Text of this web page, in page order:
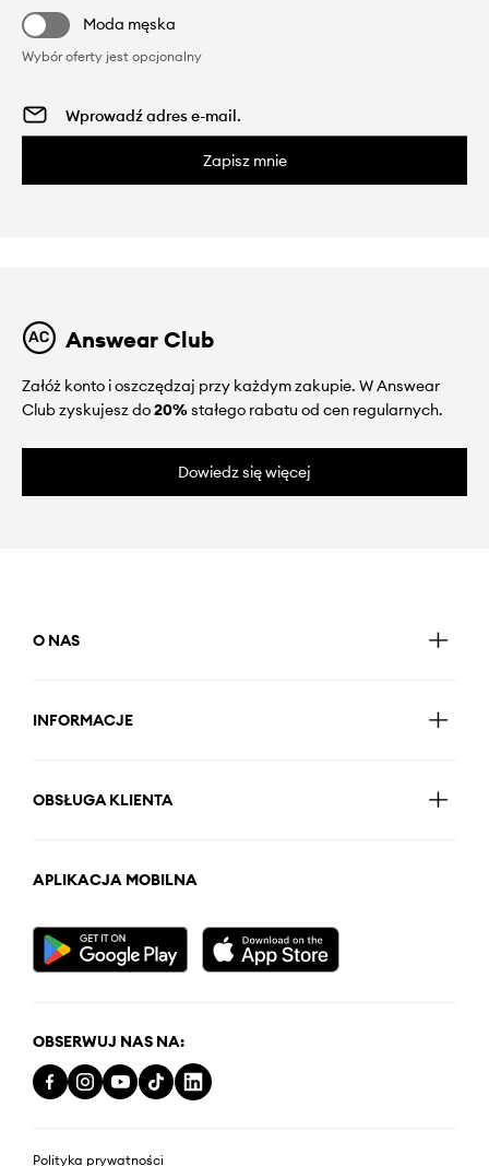
Moda męska
Wybór oferty jest opcjonalny
Zapisz mnie
Answear Club
Załóż konto i oszczędzaj przy każdym zakupie. W Answear
Club zyskujesz do20%stałego rabatu od cen regularnych.
Dowiedz się więcej
O NAS
INFORMACJE
OBSŁUGA KLIENTA
APLIKACJA MOBILNA
OBSERWUJ NAS NA:
Polityka prywatności